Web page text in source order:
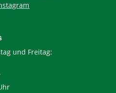
und Freitag: